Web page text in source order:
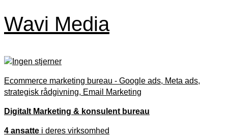
Wavi Media
Ecommerce marketing bureau - Google ads, Meta ads,
strategisk rådgivning, Email Marketing
Digitalt Marketing & konsulent bureau
4 ansatte i deres virksomhed